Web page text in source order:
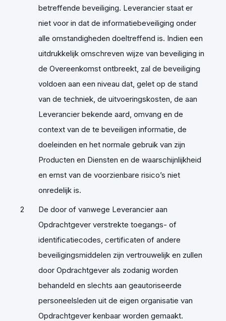
betreffende beveiliging. Leverancier staat er
niet voor in dat de informatiebeveiliging onder
alle omstandigheden doeltreffend is. Indien een
uitdrukkelijk omschreven wijze van beveiliging in
de Overeenkomst ontbreekt, zal de beveiliging
voldoen aan een niveau dat, gelet op de stand
van de techniek, de uitvoeringskosten, de aan
Leverancier bekende aard, omvang en de
context van de te beveiligen informatie, de
doeleinden en het normale gebruik van zijn
Producten en Diensten en de waarschijnlijkheid
en ernst van de voorzienbare risico’s niet
onredelijk is.
De door of vanwege Leverancier aan
Opdrachtgever verstrekte toegangs- of
identificatiecodes, certificaten of andere
beveiligingsmiddelen zijn vertrouwelijk en zullen
door Opdrachtgever als zodanig worden
behandeld en slechts aan geautoriseerde
personeelsleden uit de eigen organisatie van
Opdrachtgever kenbaar worden gemaakt.